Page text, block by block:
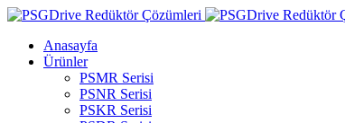
Anasayfa
Ürünler
PSMR Serisi
PSNR Serisi
PSKR Serisi